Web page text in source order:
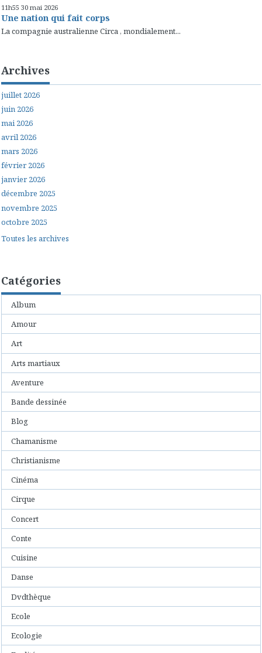
11h55 30 mai 2026
Une nation qui fait corps
La compagnie australienne Circa , mondialement...
Archives
juillet 2026
juin 2026
mai 2026
avril 2026
mars 2026
février 2026
janvier 2026
décembre 2025
novembre 2025
octobre 2025
Toutes les archives
Catégories
Album
Amour
Art
Arts martiaux
Aventure
Bande dessinée
Blog
Chamanisme
Christianisme
Cinéma
Cirque
Concert
Conte
Cuisine
Danse
Dvdthèque
Ecole
Ecologie